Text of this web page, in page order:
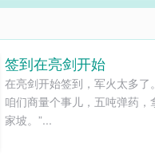
签到在亮剑开始
在亮剑开始签到，军火太多了
咱们商量个事儿，五吨弹药，
家坡。”...